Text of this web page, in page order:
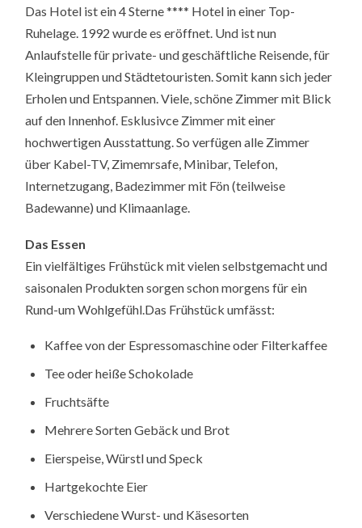
Das Hotel ist ein 4 Sterne **** Hotel in einer Top-
Ruhelage. 1992 wurde es eröffnet. Und ist nun
Anlaufstelle für private- und geschäftliche Reisende, für
Kleingruppen und Städtetouristen. Somit kann sich jeder
Erholen und Entspannen. Viele, schöne Zimmer mit Blick
auf den Innenhof. Esklusivce Zimmer mit einer
hochwertigen Ausstattung. So verfügen alle Zimmer
über Kabel-TV, Zimemrsafe, Minibar, Telefon,
Internetzugang, Badezimmer mit Fön (teilweise
Badewanne) und Klimaanlage.
Das Essen
Ein vielfältiges Frühstück mit vielen selbstgemacht und
saisonalen Produkten sorgen schon morgens für ein
Rund-um Wohlgefühl.Das Frühstück umfässt:
Kaffee von der Espressomaschine oder Filterkaffee
Tee oder heiße Schokolade
Fruchtsäfte
Mehrere Sorten Gebäck und Brot
Eierspeise, Würstl und Speck
Hartgekochte Eier
Verschiedene Wurst- und Käsesorten